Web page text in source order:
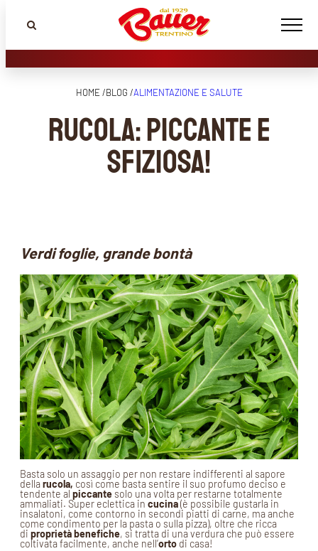
HOME /BLOG /ALIMENTAZIONE E SALUTE
Rucola: piccante e
sfiziosa!
Verdi foglie, grande bontà
Basta solo un assaggio per non restare indifferenti al sapore
dellarucola, così come basta sentire il suo profumo deciso e
tendente al piccante solo una volta per restarne totalmente
ammaliati. Super eclettica in cucina(è possibile gustarla in
insalatoni, come contorno in secondi piatti di carne, ma anche
come condimento per la pasta o sulla pizza), oltre che ricca
di proprietà benefiche, si tratta di una verdura che può essere
coltivata facilmente, anche nell’orto di casa!